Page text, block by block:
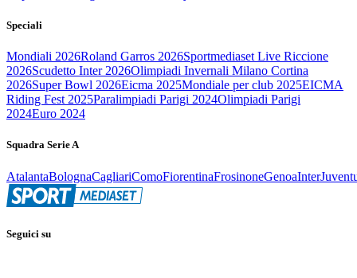
Speciali
Mondiali 2026Roland Garros 2026Sportmediaset Live Riccione
2026Scudetto Inter 2026Olimpiadi Invernali Milano Cortina
2026Super Bowl 2026Eicma 2025Mondiale per club 2025EICMA
Riding Fest 2025Paralimpiadi Parigi 2024Olimpiadi Parigi
2024Euro 2024
Squadra Serie A
AtalantaBolognaCagliariComoFiorentinaFrosinoneGenoaInter
Seguici su